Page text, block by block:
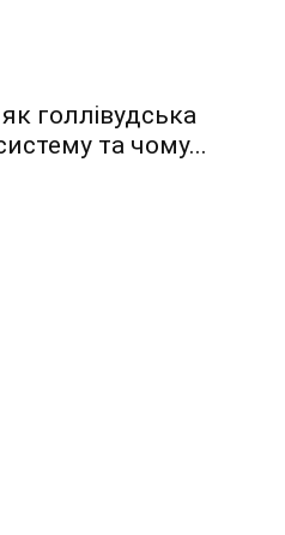
голлівудська
та чому...